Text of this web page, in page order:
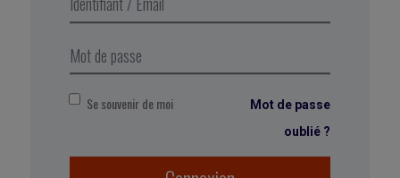
Février
Se souvenir de moi
Mot de passe
oublié ?